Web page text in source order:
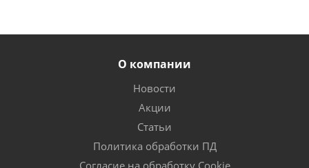
О компании
Новости
Акции
Статьи
Политика обработки ПД
Согласие на обработку Cookie